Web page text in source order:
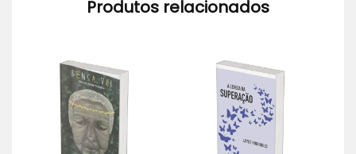
Produtos relacionados